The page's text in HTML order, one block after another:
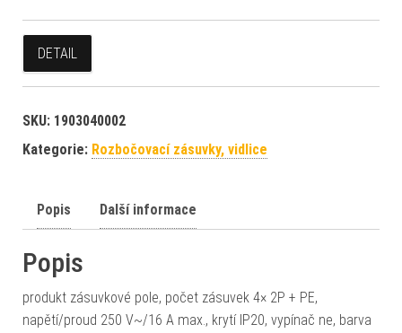
DETAIL
SKU: 1903040002
Kategorie: Rozbočovací zásuvky, vidlice
Popis Další informace
Popis
produkt zásuvkové pole, počet zásuvek 4× 2P + PE,
napětí/proud 250 V~/16 A max., krytí IP20, vypínač ne, barva